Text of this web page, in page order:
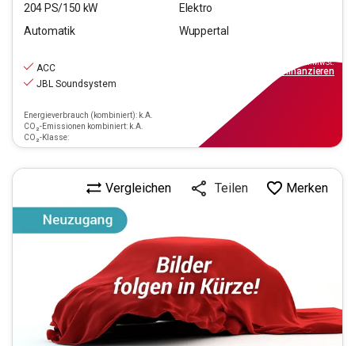
204 PS/150 kW
Elektro
Automatik
Wuppertal
ACC
JBL Soundsystem
Energieverbrauch (kombiniert): k.A.
CO₂-Emissionen kombiniert: k.A.
CO₂-Klasse:
inkl.MwSt.
finanzieren
Vergleichen Teilen Merken